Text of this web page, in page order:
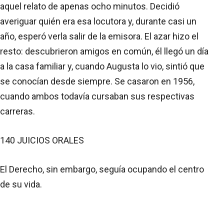
aquel relato de apenas ocho minutos. Decidió
averiguar quién era esa locutora y, durante casi un
año, esperó verla salir de la emisora. El azar hizo el
resto: descubrieron amigos en común, él llegó un día
a la casa familiar y, cuando Augusta lo vio, sintió que
se conocían desde siempre. Se casaron en 1956,
cuando ambos todavía cursaban sus respectivas
carreras.
140 JUICIOS ORALES
El Derecho, sin embargo, seguía ocupando el centro
de su vida.